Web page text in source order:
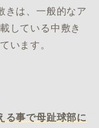
きは、一般的なア
している中敷き
います。
る事で母趾球部に